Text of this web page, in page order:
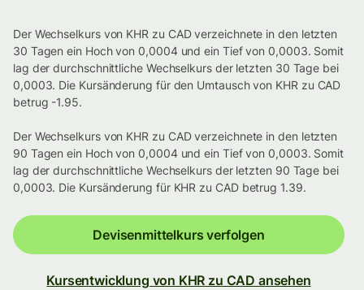
Der Wechselkurs von KHR zu CAD verzeichnete in den letzten
30 Tagen ein Hoch von 0,0004 und ein Tief von 0,0003. Somit
lag der durchschnittliche Wechselkurs der letzten 30 Tage bei
0,0003. Die Kursänderung für den Umtausch von KHR zu CAD
betrug -1.95.
Der Wechselkurs von KHR zu CAD verzeichnete in den letzten
90 Tagen ein Hoch von 0,0004 und ein Tief von 0,0003. Somit
lag der durchschnittliche Wechselkurs der letzten 90 Tage bei
0,0003. Die Kursänderung für KHR zu CAD betrug 1.39.
Devisenmittelkurs verfolgen
Kursentwicklung von KHR zu CAD ansehen